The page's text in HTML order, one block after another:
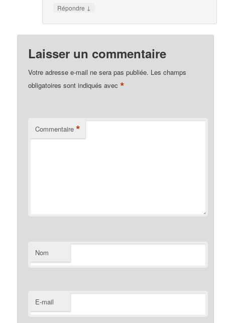
Répondre ↓
Laisser un commentaire
Votre adresse e-mail ne sera pas publiée. Les champs
obligatoires sont indiqués avec*
Commentaire *
Nom
E-mail